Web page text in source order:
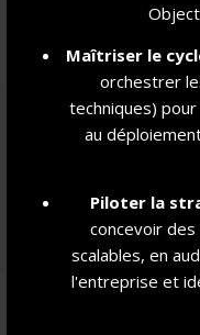
Maîtriser le
orchestrer
techniques)
au
Piloter la
concevoir
scalables, en
l'entreprise et
Capacité à mesurer et